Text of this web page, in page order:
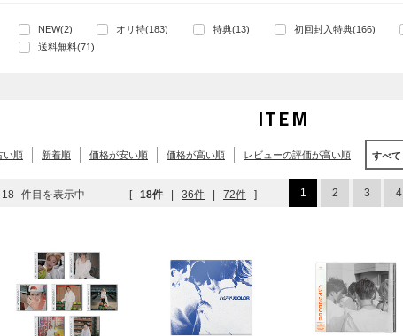
NEW(2) オリ特(183) 特典(13) 初回封入特典(166)
送料無料(71)
ITEM
い順 新着順 価格が安い順 価格が高い順 レビューの評価が高い順 すべて
18 件目を表示中 [ 18件 | 36件 | 72件 ] 1 2 3 4